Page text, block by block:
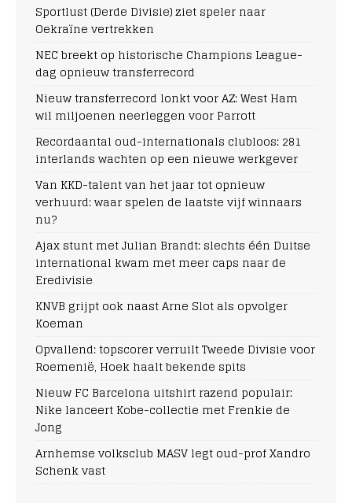
Sportlust (Derde Divisie) ziet speler naar
Oekraïne vertrekken
NEC breekt op historische Champions League-
dag opnieuw transferrecord
Nieuw transferrecord lonkt voor AZ: West Ham
wil miljoenen neerleggen voor Parrott
Recordaantal oud-internationals clubloos: 281
interlands wachten op een nieuwe werkgever
Van KKD-talent van het jaar tot opnieuw
verhuurd: waar spelen de laatste vijf winnaars
nu?
Ajax stunt met Julian Brandt: slechts één Duitse
international kwam met meer caps naar de
Eredivisie
KNVB grijpt ook naast Arne Slot als opvolger
Koeman
Opvallend: topscorer verruilt Tweede Divisie voor
Roemenië, Hoek haalt bekende spits
Nieuw FC Barcelona uitshirt razend populair:
Nike lanceert Kobe-collectie met Frenkie de
Jong
Arnhemse volksclub MASV legt oud-prof Xandro
Schenk vast